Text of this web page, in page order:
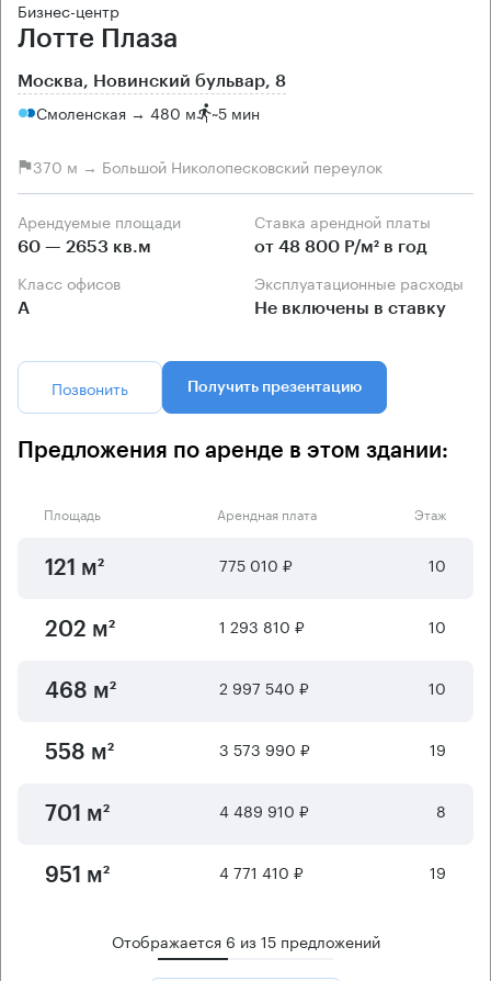
Бизнес-центр
Лотте Плаза
Москва, Новинский бульвар, 8
Смоленская → 480 м ~5 мин
370 м → Большой Николопесковский переулок
Арендуемые площади
60 — 2653 кв.м
Ставка арендной платы
от 48 800 Р/м² в год
Класс офисов
А
Эксплуатационные расходы
Не включены в ставку
Позвонить Получить презентацию
Предложения по аренде в этом здании:
Площадь Арендная плата Этаж
121 м² 775 010 ₽ 10
202 м² 1 293 810 ₽ 10
468 м² 2 997 540 ₽ 10
558 м² 3 573 990 ₽ 19
701 м² 4 489 910 ₽ 8
951 м² 4 771 410 ₽ 19
Отображается 6 из15предложений